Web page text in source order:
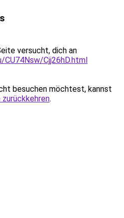
versucht, dich an
Cjj26hD.html
besuchen möchtest, kannst
.